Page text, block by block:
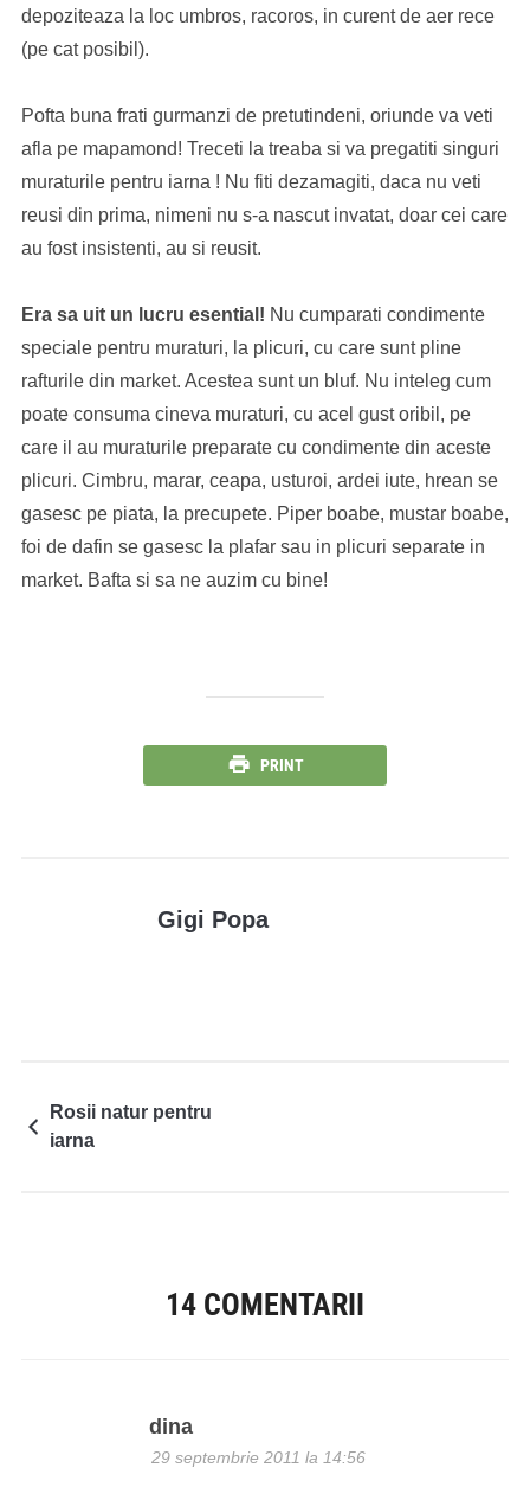
depoziteaza la loc umbros, racoros, in curent de aer rece
(pe cat posibil).
Pofta buna frati gurmanzi de pretutindeni, oriunde va veti
afla pe mapamond! Treceti la treaba si va pregatiti singuri
muraturile pentru iarna ! Nu fiti dezamagiti, daca nu veti
reusi din prima, nimeni nu s-a nascut invatat, doar cei care
au fost insistenti, au si reusit.
Era sa uit un lucru esential! Nu cumparati condimente
speciale pentru muraturi, la plicuri, cu care sunt pline
rafturile din market. Acestea sunt un bluf. Nu inteleg cum
poate consuma cineva muraturi, cu acel gust oribil, pe
care il au muraturile preparate cu condimente din aceste
plicuri. Cimbru, marar, ceapa, usturoi, ardei iute, hrean se
gasesc pe piata, la precupete. Piper boabe, mustar boabe,
foi de dafin se gasesc la plafar sau in plicuri separate in
market. Bafta si sa ne auzim cu bine!
PRINT
Gigi Popa
Rosii natur pentru
iarna
14 COMENTARII
dina
29 septembrie 2011 la 14:56